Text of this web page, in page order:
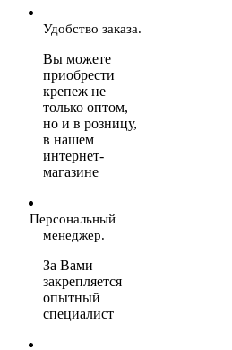
Удобство заказа.
Вы можете
приобрести
крепеж не
только оптом,
но и в розницу,
в нашем
интернет-
магазине
Персональный
менеджер.
За Вами
закрепляется
опытный
специалист